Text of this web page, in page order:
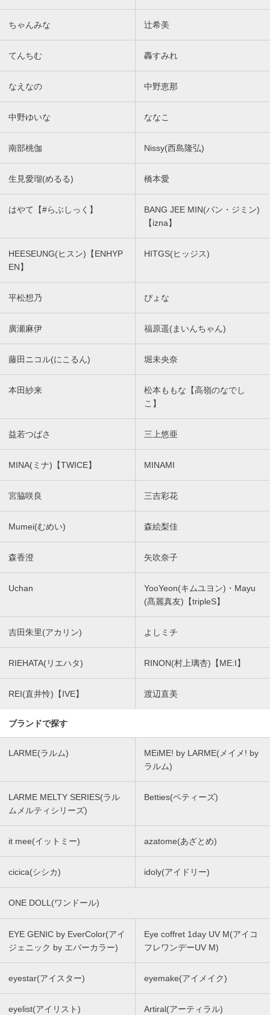
ちゃんみな 辻希美
てんちむ 轟すみれ
なえなの 中野恵那
中野ゆいな ななこ
南部桃伽 Nissy(西島隆弘)
生見愛瑠(めるる) 橋本愛
はやて【#らぶしっく】
BANG JEE MIN(バン・ジミン)
【izna】
HEESEUNG(ヒスン)【ENHYP
EN】
HITGS(ヒッジス)
平松想乃 ぴょな
廣瀬麻伊 福原遥(まいんちゃん)
藤田ニコル(にこるん) 堀未央奈
本田紗来
松本ももな【高嶺のなでし
こ】
益若つばさ 三上悠亜
MINA(ミナ)【TWICE】 MINAMI
宮脇咲良 三吉彩花
Mumei(むめい) 森絵梨佳
森香澄 矢吹奈子
Uchan
YooYeon(キムユヨン)・Mayu
(髙麗真友)【tripleS】
吉田朱里(アカリン) よしミチ
RIEHATA(リエハタ) RINON(村上璃杏)【ME:I】
REI(直井怜)【IVE】 渡辺直美
ブランドで探す
LARME(ラルム)
MEiME! by LARME(メイメ! by
ラルム)
LARME MELTY SERIES(ラル
ムメルティシリーズ)
Betties(ベティーズ)
it mee(イットミー) azatome(あざとめ)
cicica(シシカ) idoly(アイドリー)
ONE DOLL(ワンドール)
EYE GENIC by EverColor(アイ
ジェニック by エバーカラー)
Eye coffret 1day UV M(アイコ
フレワンデーUV M)
eyestar(アイスター) eyemake(アイメイク)
eyelist(アイリスト) Artiral(アーティラル)